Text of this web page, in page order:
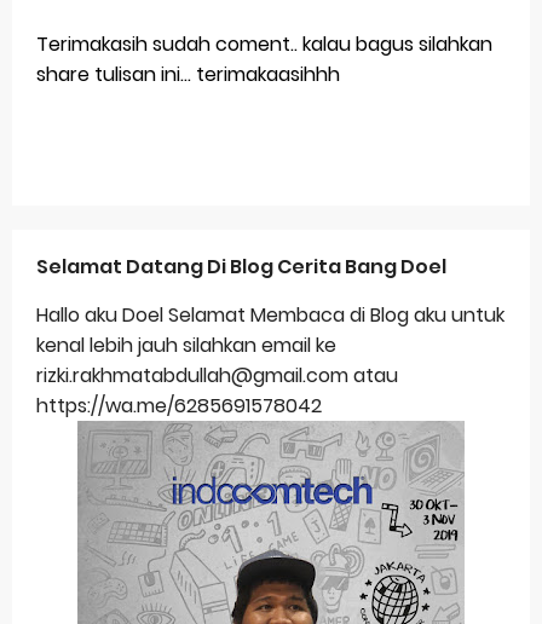
Terimakasih sudah coment.. kalau bagus silahkan
share tulisan ini... terimakaasihhh
Selamat Datang Di Blog Cerita Bang Doel
Hallo aku Doel Selamat Membaca di Blog aku untuk
kenal lebih jauh silahkan email ke
rizki.rakhmatabdullah@gmail.com atau
https://wa.me/6285691578042